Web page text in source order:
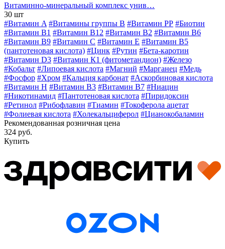
Витаминно-минеральный комплекс унив…
30 шт
#Витамин A #Витамины группы В #Витамин РР #Биотин
#Витамин B1 #Витамин B12 #Витамин B2 #Витамин B6
#Витамин B9 #Витамин C #Витамин E #Витамин В5
(пантотеновая кислота) #Цинк #Рутин #Бета-каротин
#Витамин D3 #Витамин К1 (фитометандион) #Железо
#Кобальт #Липоевая кислота #Магний #Марганец #Медь
#Фосфор #Хром #Кальция карбонат #Аскорбиновая кислота
#Витамин H #Витамин В3 #Витамин В7 #Ниацин
#Никотинамид #Пантотеновая кислота #Пиридоксин
#Ретинол #Рибофлавин #Тиамин #Токоферола ацетат
#Фолиевая кислота #Холекальциферол #Цианокобаламин
Рекомендованная розничная цена
324 руб.
Купить